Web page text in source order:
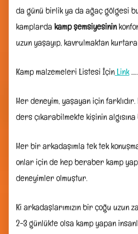
da günü birlik ya da ağaç gölgesi
kamplarda kamp şemsiyesinin
uzun yaşayıp, kavrulmaktan
Kamp malzemeleri Listesi İçinLink…..
Her deneyim, yaşayan için
ders çıkarabilmekte kişinin algısına
Her bir arkadaşımla tek tek
onlar için de hep beraber kamp
deneyimler olmuştur.
Ki arkadaşlarımızın bir çoğu uzun
2-3 günlükte olsa kamp yapan